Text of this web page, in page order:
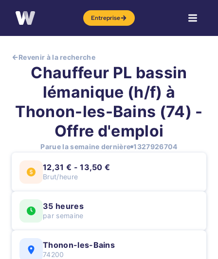
Entreprise
Revenir à la recherche
Chauffeur PL bassin
lémanique (h/f) à
Thonon-les-Bains (74) -
Offre d'emploi
Parue la semaine dernière 1327926704
12,31 € - 13,50 €
Brut/heure
35 heures
par semaine
Thonon-les-Bains
74200